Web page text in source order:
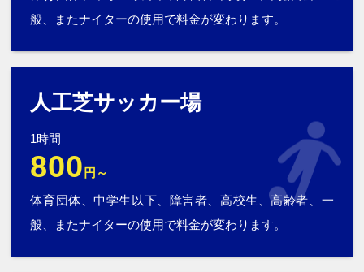
般、またナイターの使用で料金が変わります。
人工芝サッカー場
1時間
800 円～
体育団体、中学生以下、障害者、高校生、高齢者、一
般、またナイターの使用で料金が変わります。